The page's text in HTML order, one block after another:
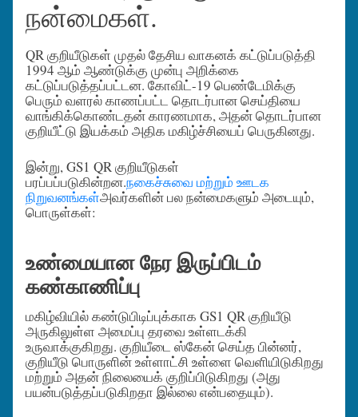
நன்மைகள்.
QR குறியீடுகள் முதல் தேசிய வாகனக் கட்டுப்படுத்தி
1994 ஆம் ஆண்டுக்கு முன்பு அறிக்கை
கட்டுப்படுத்தப்பட்டன. கோவிட்-19 பெண்டேமிக்கு
பெரும் வளரல் காணப்பட்ட தொடர்பான செய்தியை
வாங்கிக்கொண்டதன் காரணமாக, அதன் தொடர்பான
குறியீட்டு இயக்கம் அதிக மகிழ்ச்சியைப் பெருகினது.
இன்று, GS1 QR குறியீடுகள்
பரப்பப்படுகின்றன.நகைச்சுவை மற்றும் ஊடக
நிறுவனங்கள்அவர்களின் பல நன்மைகளும் அடையும்,
பொருள்கள்:
உண்மையான நேர இருப்பிடம்
கண்காணிப்பு
மகிழ்வியில் கண்டுபிடிப்புக்காக GS1 QR குறியீடு
அருகிலுள்ள அமைப்பு தரவை உள்ளடக்கி
உருவாக்குகிறது. குறியீடை ஸ்கேன் செய்த பின்னர்,
குறியீடு பொருளின் உள்ளாட்சி உள்ளை வெளியிடுகிறது
மற்றும் அதன் நிலையைக் குறிப்பிடுகிறது (அது
பயன்படுத்தப்படுகிறதா இல்லை என்பதையும்).